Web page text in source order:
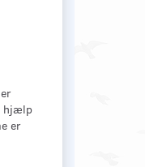
hjælp
er